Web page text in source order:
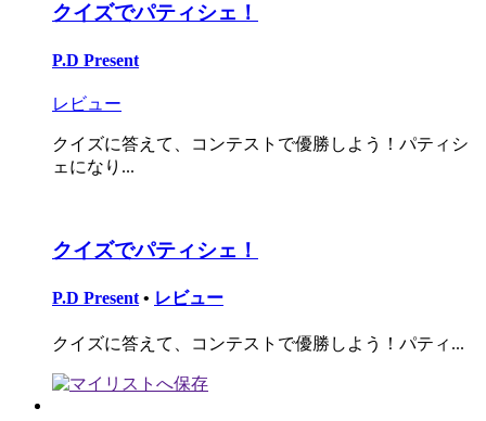
クイズでパティシェ！
P.D Present
レビュー
クイズに答えて、コンテストで優勝しよう！パティシ
ェになり...
クイズでパティシェ！
P.D Present • レビュー
クイズに答えて、コンテストで優勝しよう！パティ...